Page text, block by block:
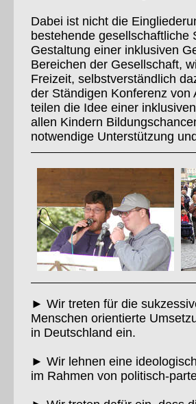
Dabei ist nicht die
bestehende gesellschaftliche
Gestaltung einer inklusiven
Bereichen der Gesellschaft,
Freizeit, selbstverständlich
der Ständigen Konferenz
teilen die Idee einer
allen Kindern
notwendige Unterstützung
► Wir treten für die
Menschen orientierte
in Deutschland ein.
► Wir lehnen eine
im Rahmen von politisch-